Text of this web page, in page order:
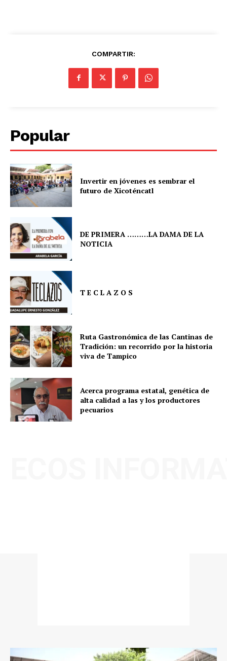
COMPARTIR:
Popular
Invertir en jóvenes es sembrar el
futuro de Xicoténcatl
DE PRIMERA ………LA DAMA DE LA
NOTICIA
T E C L A Z O S
Ruta Gastronómica de las Cantinas de
Tradición: un recorrido por la historia
viva de Tampico
Acerca programa estatal, genética de
alta calidad a las y los productores
pecuarios